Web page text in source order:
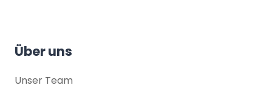
Über uns
Unser Team